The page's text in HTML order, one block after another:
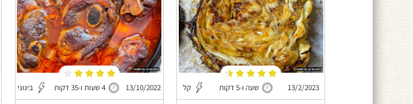
13/2/2023 שעה ו-5 דקות קל 13/10/2022 4 שעות ו-35 דקות בינוני